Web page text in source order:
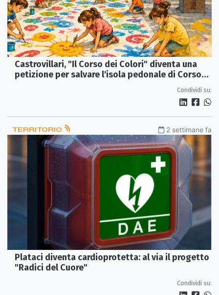
Castrovillari, "Il Corso dei Colori" diventa una
petizione per salvare l'isola pedonale di Corso
Condividi su:
TERRITORIO 2 settimane fa
Plataci diventa cardioprotetta: al via il progetto
"Radici del Cuore"
Condividi su: